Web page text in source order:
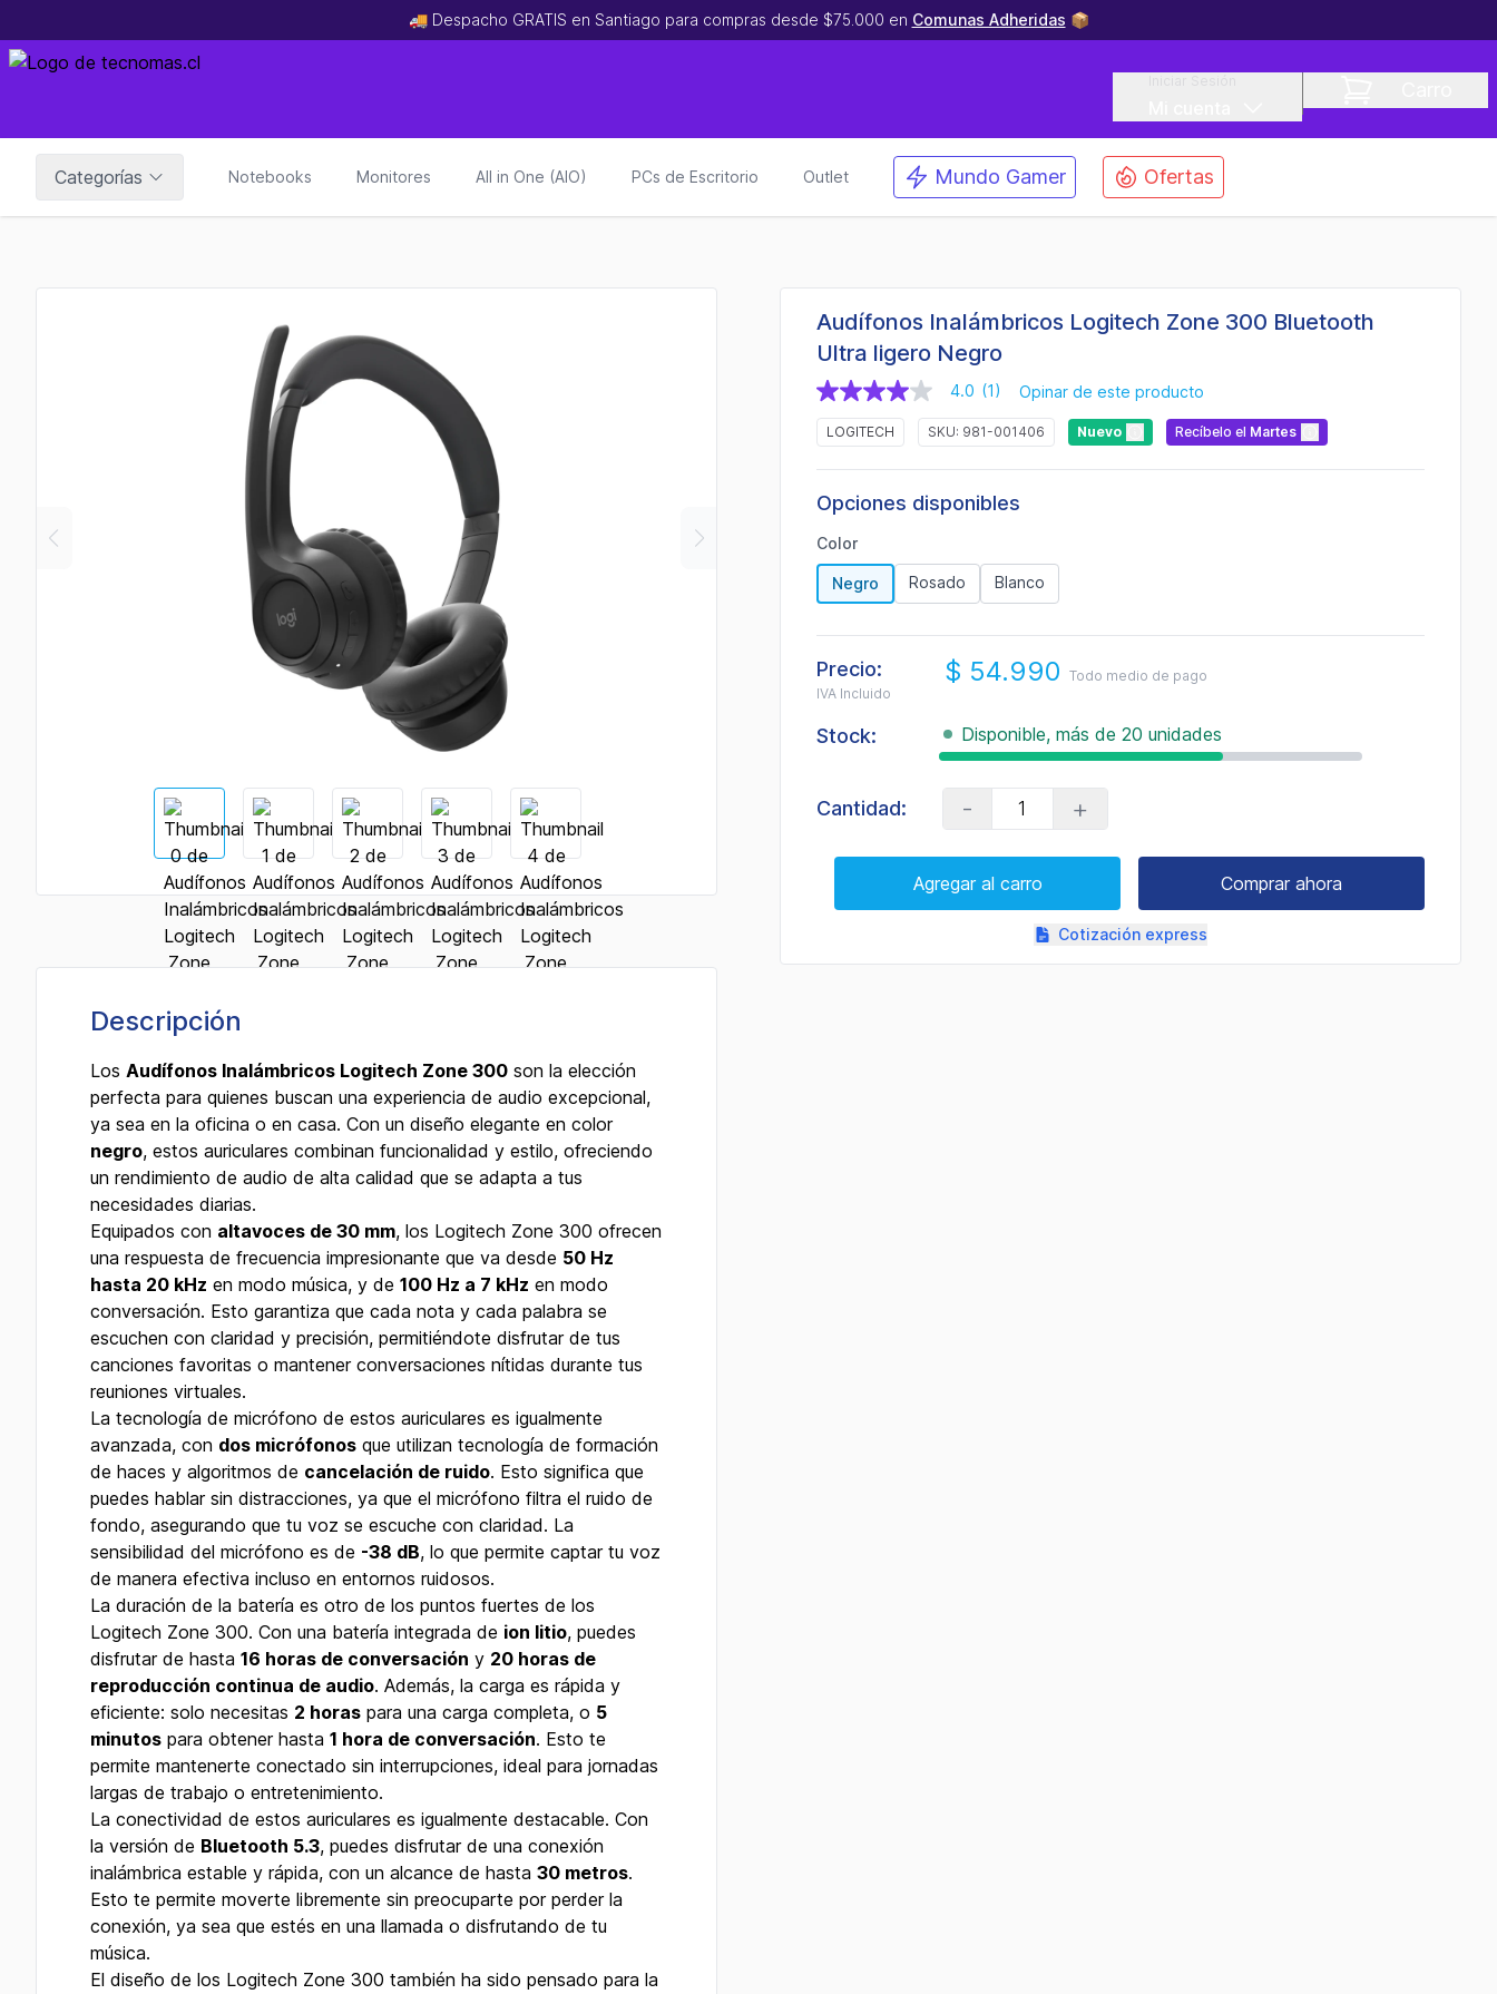
🚚 Despacho GRATIS en Santiago para compras desde $75.000 en Comunas Adheridas 📦
Categorías Notebooks Monitores All in One (AIO) PCs de Escritorio Outlet Mundo Gamer Ofertas
Descripción
Los Audífonos Inalámbricos Logitech Zone 300 son la elección
perfecta para quienes buscan una experiencia de audio excepcional,
ya sea en la oficina o en casa. Con un diseño elegante en color
negro, estos auriculares combinan funcionalidad y estilo, ofreciendo
un rendimiento de audio de alta calidad que se adapta a tus
necesidades diarias.
Equipados con altavoces de 30 mm, los Logitech Zone 300 ofrecen
una respuesta de frecuencia impresionante que va desde 50 Hz
hasta 20 kHz en modo música, y de 100 Hz a 7 kHz en modo
conversación. Esto garantiza que cada nota y cada palabra se
escuchen con claridad y precisión, permitiéndote disfrutar de tus
canciones favoritas o mantener conversaciones nítidas durante tus
reuniones virtuales.
La tecnología de micrófono de estos auriculares es igualmente
avanzada, con dos micrófonos que utilizan tecnología de formación
de haces y algoritmos de cancelación de ruido. Esto significa que
puedes hablar sin distracciones, ya que el micrófono filtra el ruido de
fondo, asegurando que tu voz se escuche con claridad. La
sensibilidad del micrófono es de -38 dB, lo que permite captar tu voz
de manera efectiva incluso en entornos ruidosos.
La duración de la batería es otro de los puntos fuertes de los
Logitech Zone 300. Con una batería integrada de ion litio, puedes
disfrutar de hasta 16 horas de conversación y 20 horas de
reproducción continua de audio. Además, la carga es rápida y
eficiente: solo necesitas 2 horas para una carga completa, o 5
minutos para obtener hasta 1 hora de conversación. Esto te
permite mantenerte conectado sin interrupciones, ideal para jornadas
largas de trabajo o entretenimiento.
La conectividad de estos auriculares es igualmente destacable. Con
la versión de Bluetooth 5.3, puedes disfrutar de una conexión
inalámbrica estable y rápida, con un alcance de hasta 30 metros.
Esto te permite moverte libremente sin preocuparte por perder la
conexión, ya sea que estés en una llamada o disfrutando de tu
música.
El diseño de los Logitech Zone 300 también ha sido pensado para la
Audífonos Inalámbricos Logitech Zone 300 Bluetooth
Ultra ligero Negro
4.0
de
estrellas,
valor
de
Read
a
Review.
Enlace
la
página.
4.0 (1) Opinar de este producto
LOGITECH SKU: 981-001406 Nuevo Recíbelo el Martes
Opciones disponibles
Color
Negro Rosado Blanco
Precio:
IVA Incluido
$ 54.990 Todo medio de pago
Stock: Disponible, más de 20 unidades
Cantidad: - +
Agregar al carro Comprar ahora
Cotización express